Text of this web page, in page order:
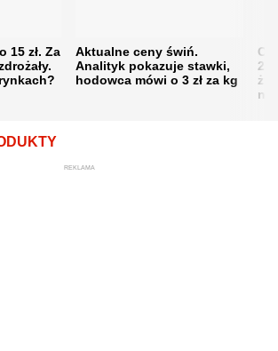
15 zł. Za
Aktualne ceny świń.
Analityk pokazuje stawki,
hodowca mówi o 3 zł za kg
REKLAMA